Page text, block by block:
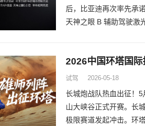
后，比亚迪再次率先承
天神之眼 B 辅助驾驶激
2026中国环塔国
试驾 2026-05-18
长城炮战队热血出征！
山大峡谷正式开赛。长
极限赛道发起冲击。环